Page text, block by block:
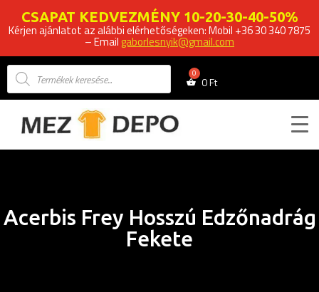
CSAPAT KEDVEZMÉNY 10-20-30-40-50%
Kérjen ajánlatot az alábbi elérhetőségeken: Mobil +36 30 340 7875
– Email gaborlesnyik@gmail.com
Products
search 0Ft
Acerbis Frey Hosszú Edzőnadrág
Fekete